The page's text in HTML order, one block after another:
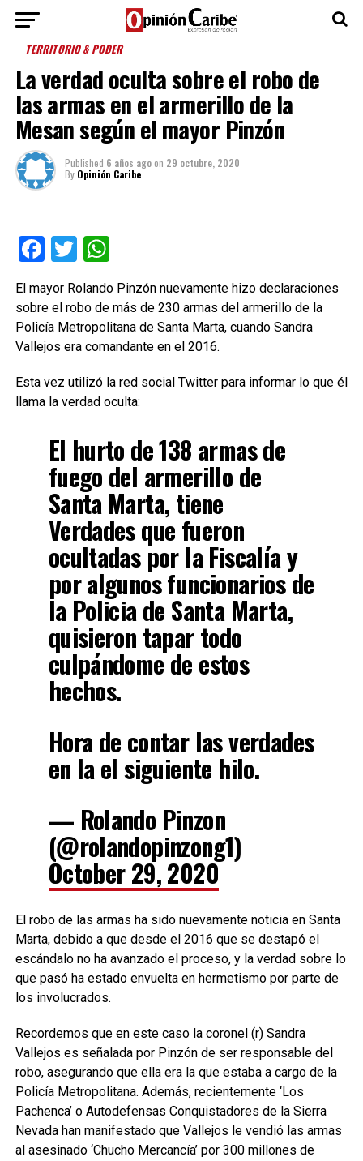
TERRITORIO & PODER
La verdad oculta sobre el robo de
las armas en el armerillo de la
Mesan según el mayor Pinzón
Published 6 años agoon 29 octubre, 2020
By Opinión Caribe
Facebook
TwitterWhatsApp
El mayor Rolando Pinzón nuevamente hizo declaraciones
sobre el robo de más de 230 armas del armerillo de la
Policía Metropolitana de Santa Marta, cuando Sandra
Vallejos era comandante en el 2016.
Esta vez utilizó la red social Twitter para informar lo que él
llama la verdad oculta:
El hurto de 138 armas de
fuego del armerillo de
Santa Marta, tiene
Verdades que fueron
ocultadas por la Fiscalía y
por algunos funcionarios de
la Policia de Santa Marta,
quisieron tapar todo
culpándome de estos
hechos.
Hora de contar las verdades
en la el siguiente hilo.
— Rolando Pinzon
(@rolandopinzong1)
October 29, 2020
El robo de las armas ha sido nuevamente noticia en Santa
Marta, debido a que desde el 2016 que se destapó el
escándalo no ha avanzado el proceso, y la verdad sobre lo
que pasó ha estado envuelta en hermetismo por parte de
los involucrados.
Recordemos que en este caso la coronel (r) Sandra
Vallejos es señalada por Pinzón de ser responsable del
robo, asegurando que ella era la que estaba a cargo de la
Policía Metropolitana. Además, recientemente ‘Los
Pachenca’ o Autodefensas Conquistadores de la Sierra
Nevada han manifestado que Vallejos le vendió las armas
al asesinado ‘Chucho Mercancía’ por 300 millones de